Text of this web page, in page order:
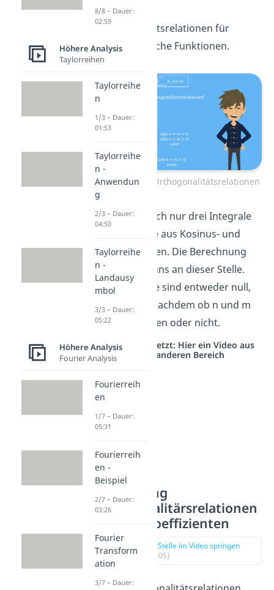
sogenannten
Orthogonalitätsrelationen für
trigonometrische Funktionen.
Fourierreihen: Orthogonalitätsrelationen
Das sind einfach nur drei Integrale
über Produkte aus Kosinus- und
Sinusfunktionen. Die Berechnung
ersparen wir uns an dieser Stelle.
Die Ergebnisse sind entweder null,
oder
, je nachdem ob n und m
übereinstimmen oder nicht.
Studyflix vernetzt: Hier ein Video aus
einem anderen Bereich
Anwendung
Orthogonalitärsrelationen
– Fourierkoeffizienten
zur Stelle im Video springen
(01:05)
8/8 – Dauer:
02:59
Höhere Analysis
Taylorreihen
Taylorreihe
n
1/3 – Dauer:
01:53
Taylorreihe
n -
Anwendun
g
2/3 – Dauer:
04:50
Taylorreihe
n -
Landausy
mbol
3/3 – Dauer:
05:22
Höhere Analysis
Fourier Analysis
Fourierreih
en
1/7 – Dauer:
05:31
Fourierreih
en -
Beispiel
2/7 – Dauer:
03:26
Fourier
Transform
ation
3/7 – Dauer: